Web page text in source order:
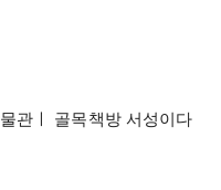
관ㅣ 골목책방 서성이다